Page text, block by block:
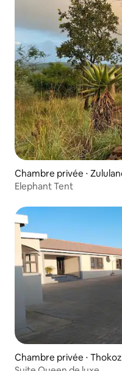
Chambre privée ⋅
Elephant Tent
Chambre privée ⋅